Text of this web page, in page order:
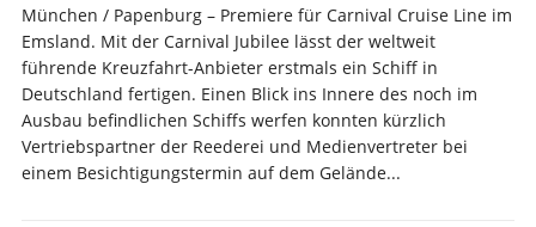
München / Papenburg – Premiere für Carnival Cruise Line im
Emsland. Mit der Carnival Jubilee lässt der weltweit
führende Kreuzfahrt-Anbieter erstmals ein Schiff in
Deutschland fertigen. Einen Blick ins Innere des noch im
Ausbau befindlichen Schiffs werfen konnten kürzlich
Vertriebspartner der Reederei und Medienvertreter bei
einem Besichtigungstermin auf dem Gelände...